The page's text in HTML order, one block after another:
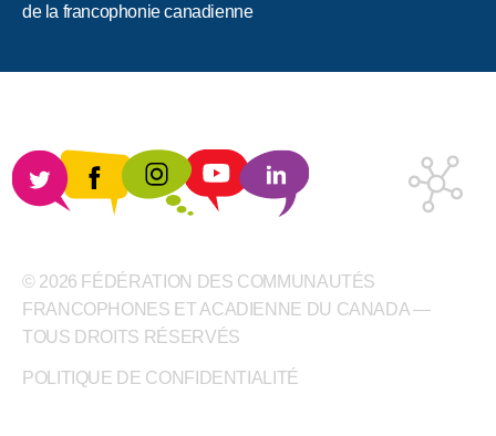
de la francophonie canadienne
© 2026 FÉDÉRATION DES COMMUNAUTÉS
FRANCOPHONES ET ACADIENNE DU CANADA —
TOUS DROITS RÉSERVÉS
POLITIQUE DE CONFIDENTIALITÉ